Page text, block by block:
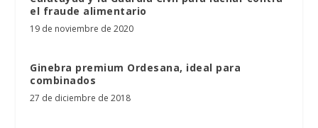
el fraude alimentario
19 de noviembre de 2020
Ginebra premium Ordesana, ideal para
combinados
27 de diciembre de 2018